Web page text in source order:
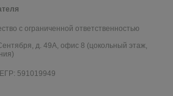
с ограниченной ответственностью
д. 49А, офис 8 (цокольный этаж,
591019949